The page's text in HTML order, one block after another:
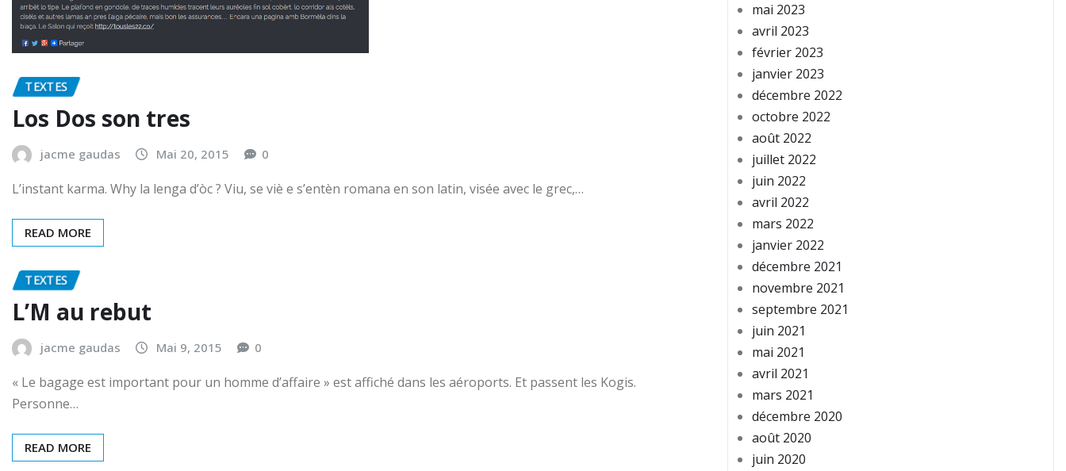
TEXTES
Los Dos son tres
jacme gaudas Mai 20, 2015 0
L’instant karma. Why la lenga d’òc ? Viu, se viè e s’entèn romana en son latin, visée avec le grec,…
READ MORE
TEXTES
L’M au rebut
jacme gaudas Mai 9, 2015 0
« Le bagage est important pour un homme d’affaire » est affiché dans les aéroports. Et passent les Kogis.
Personne…
READ MORE
mai 2023
avril 2023
février 2023
janvier 2023
décembre 2022
octobre 2022
août 2022
juillet 2022
juin 2022
avril 2022
mars 2022
janvier 2022
décembre 2021
novembre 2021
septembre 2021
juin 2021
mai 2021
avril 2021
mars 2021
décembre 2020
août 2020
juin 2020